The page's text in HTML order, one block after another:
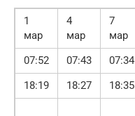
1
мар
4
мар
7
мар
07:52
07:43 07:34
18:19
18:27 18:35